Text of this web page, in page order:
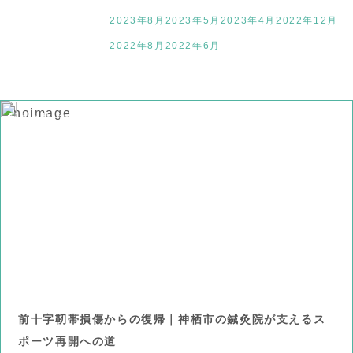
2023年8月 2023年5月 2023年4月2022年12月
2022年8月 2022年6月
お知らせ その他の症状
前十字靭帯損傷からの復帰｜神栖市の鍼灸院が支えるス
ポーツ再開への道